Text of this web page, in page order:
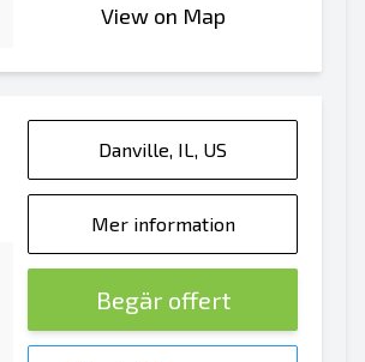
View on Map
Danville, IL, US
Mer information
Begär offert